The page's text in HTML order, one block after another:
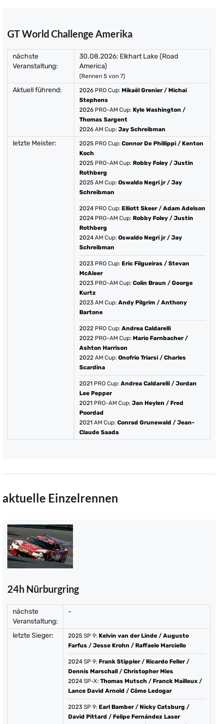
GT World Challenge Amerika
nächste
Veranstaltung:
30.08.2026: Elkhart Lake (Road
America)
(Rennen 5 von 7)
Aktuell führend: 2026 PRO Cup: Mikaël Grenier/ Michai
Stephens
2026 PRO-AM Cup: Kyle Washington /
Thomas Sargent
2026 AM Cup: Jay Schreibman
letzte Meister: 2025 PRO Cup: Connor De Phillippi / Kenton
Koch
2025 PRO-AM Cup: Robby Foley / Justin
Rothberg
2025 AM Cup: Oswaldo Negri jr/ Jay
Schreibman
2024 PRO Cup: Elliott Skeer/ Adam Adelson
2024 PRO-AM Cup: Robby Foley / Justin
Rothberg
2024 AM Cup: Oswaldo Negri jr/ Jay
Schreibman
2023 PRO Cup: Eric Filgueiras / Stevan
McAleer
2023 PRO-AM Cup: Colin Braun / George
Kurtz
2023 AM Cup: Andy Pilgrim / Anthony
Bartone
2022 PRO Cup: Andrea Caldarelli
2022 PRO-AM Cup: Mario Farnbacher/
Ashton Harrison
2022 AM Cup: Onofrio Triarsi / Charles
Scardina
2021 PRO Cup: Andrea Caldarelli / Jordan
Lee Pepper
2021 PRO-AM Cup: Jan Heylen / Fred
Poordad
2021 AM Cup: Conrad Grunewald / Jean-
Claude Saada
aktuelle Einzelrennen
24h Nürburgring
nächste
Veranstaltung:
-
letzte Sieger: 2025 SP 9: Kelvin van der Linde / Augusto
Farfus / Jesse Krohn / Raffaele Marciello
2024 SP 9: Frank Stippler/ Ricardo Feller/
Dennis Marschall / Christopher Mies
2024 SP-X: Thomas Mutsch / Franck Mailleux /
Lance David Arnold / Côme Ledogar
2023 SP 9: Earl Bamber/ Nicky Catsburg /
David Pittard / Felipe Fernández Laser